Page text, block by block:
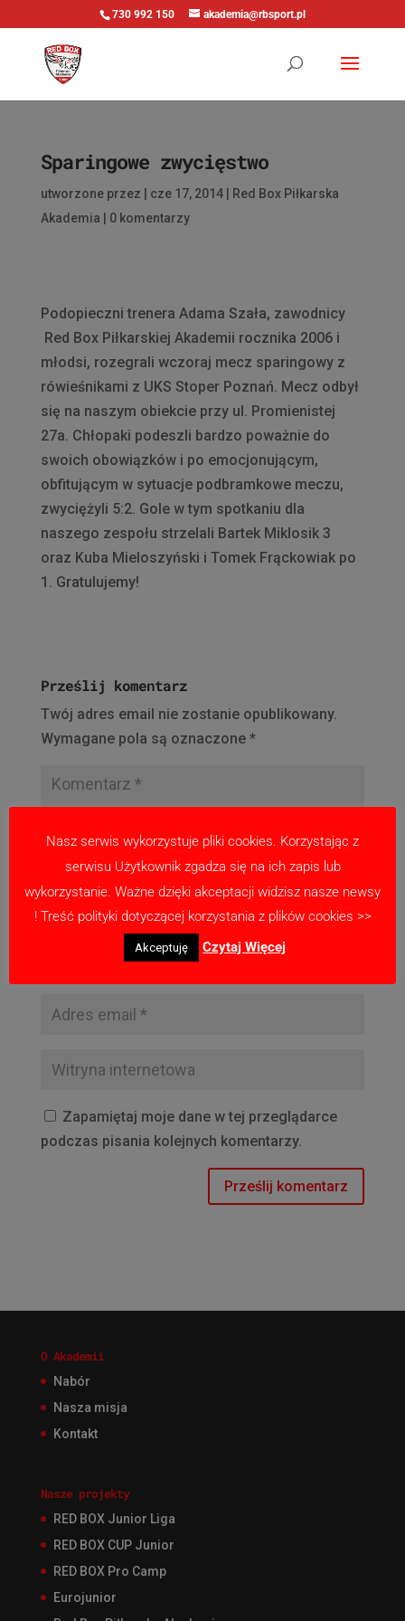
730 992 150 akademia@rbsport.pl
Sparingowe zwycięstwo
utworzone przez cze 17, 2014|
Red Box Piłkarska
Akademia
0 komentarzy
Podopieczni trenera Adama Szała, zawodnicy
Red Box Piłkarskiej Akademii rocznika 2006 i
młodsi, rozegrali wczoraj mecz sparingowy z
rówieśnikami z UKS Stoper Poznań. Mecz odbył
się na naszym obiekcie przy ul. Promienistej
27a. Chłopaki podeszli bardzo poważnie do
swoich obowiązków i po emocjonującym,
obfitującym w sytuacje podbramkowe meczu,
zwyciężyli 5:2. Gole w tym spotkaniu dla
naszego zespołu strzelali Bartek Miklosik 3
oraz Kuba Mieloszyński i Tomek Frąckowiak po
1. Gratulujemy!
Prześlij komentarz
Twój adres email nie zostanie opublikowany.
Wymagane pola są oznaczone *
Zapamiętaj moje dane w tej przeglądarce
podczas pisania kolejnych komentarzy.
O Akademii
Nabór
Nasza misja
Kontakt
Nasze projekty
RED BOX Junior Liga
RED BOX CUP Junior
RED BOX Pro Camp
Eurojunior
Nasz serwis wykorzystuje pliki cookies. Korzystając z
serwisu Użytkownik zgadza się na ich zapis lub
wykorzystanie. Ważne dzięki akceptacji widzisz nasze newsy
! Treść polityki dotyczącej korzystania z plików cookies >>
Akceptuję Czytaj Więcej